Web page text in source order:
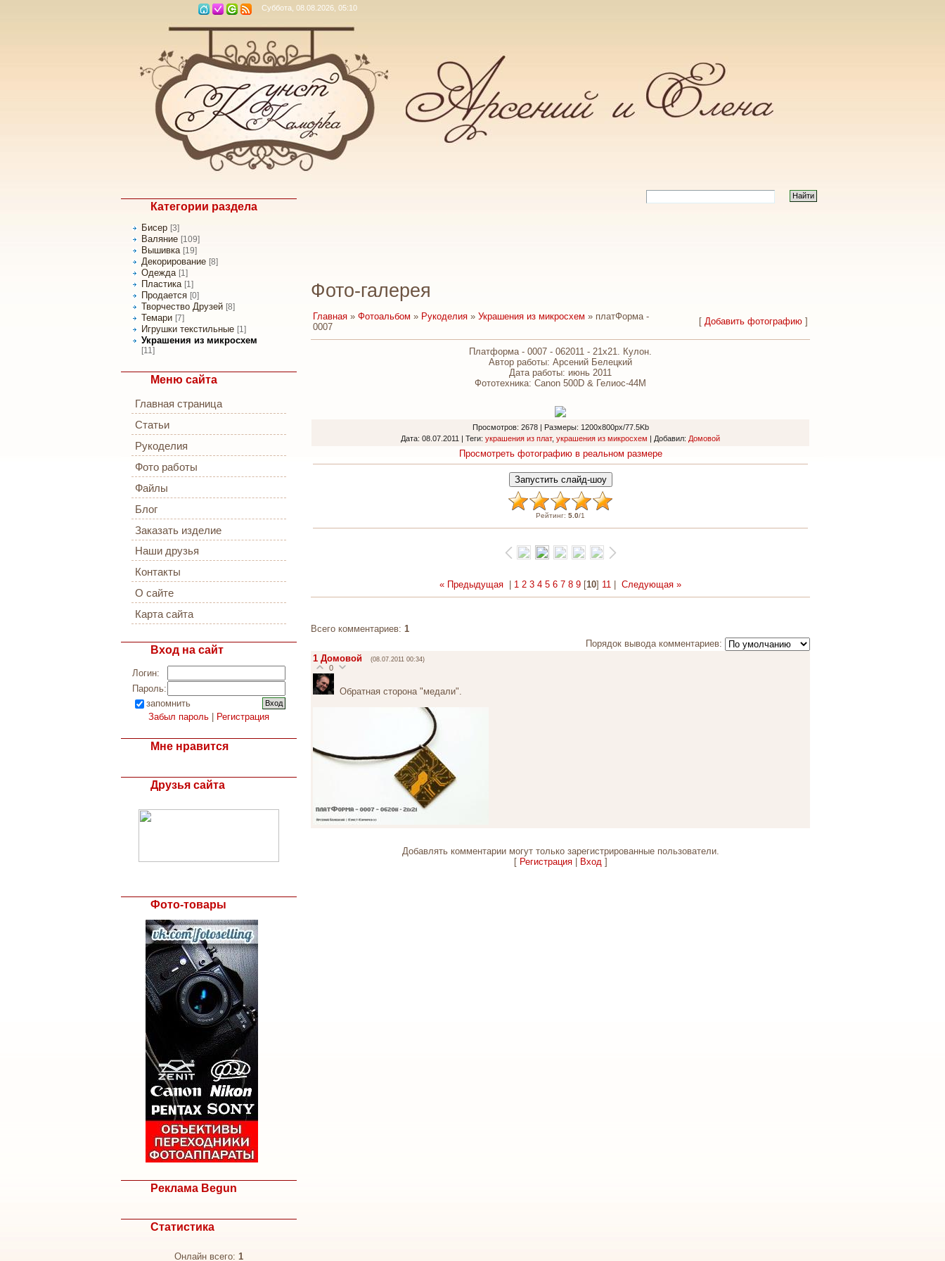
Суббота, 08.08.2026, 05:10
Категории раздела
Бисер [3]
Валяние [109]
Вышивка [19]
Декорирование [8]
Одежда [1]
Пластика [1]
Продается [0]
Творчество Друзей [8]
Темари [7]
Игрушки текстильные [1]
Украшения из микросхем
[11]
Меню сайта
Главная страница
Статьи
Рукоделия
Фото работы
Файлы
Блог
Заказать изделие
Наши друзья
Контакты
О сайте
Карта сайта
Вход на сайт
Логин:
Пароль:
запомнить
Забыл пароль
Регистрация
Мне нравится
Друзья сайта
Фото-товары
Реклама Begun
Статистика
Онлайн всего: 1
Фото-галерея
Главная » Фотоальбом » Рукоделия » Украшения из микросхем » платФорма -
0007
[ Добавить фотографию ]
Платформа - 0007 - 062011 - 21х21. Кулон.
Автор работы: Арсений Белецкий
Дата работы: июнь 2011
Фототехника: Canon 500D & Гелиос-44М
Просмотров: 2678 | Размеры: 1200x800px/77.5Kb
Дата: 08.07.2011 | Теги: украшения из плат, украшения из микросхем Добавил: Домовой
Просмотреть фотографию в реальном размере
Рейтинг: 5.0/1
« Предыдущая 1 2 3 4 5 6 7 8 9 [10] 11 Следующая »
Всего комментариев: 1
Порядок вывода комментариев:
1 Домовой (08.07.2011 00:34)
0
Обратная сторона "медали".
Добавлять комментарии могут только зарегистрированные пользователи.
[ Регистрация| Вход ]